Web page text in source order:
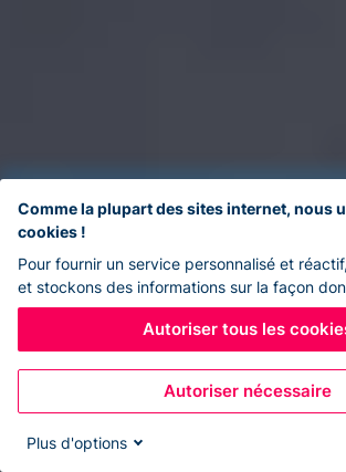
Comme la plupart des sites internet, nous
cookies !
Pour fournir un service personnalisé et
et stockons des informations sur la façon
Autoriser tous les
Autoriser nécessaire
Plus d'options